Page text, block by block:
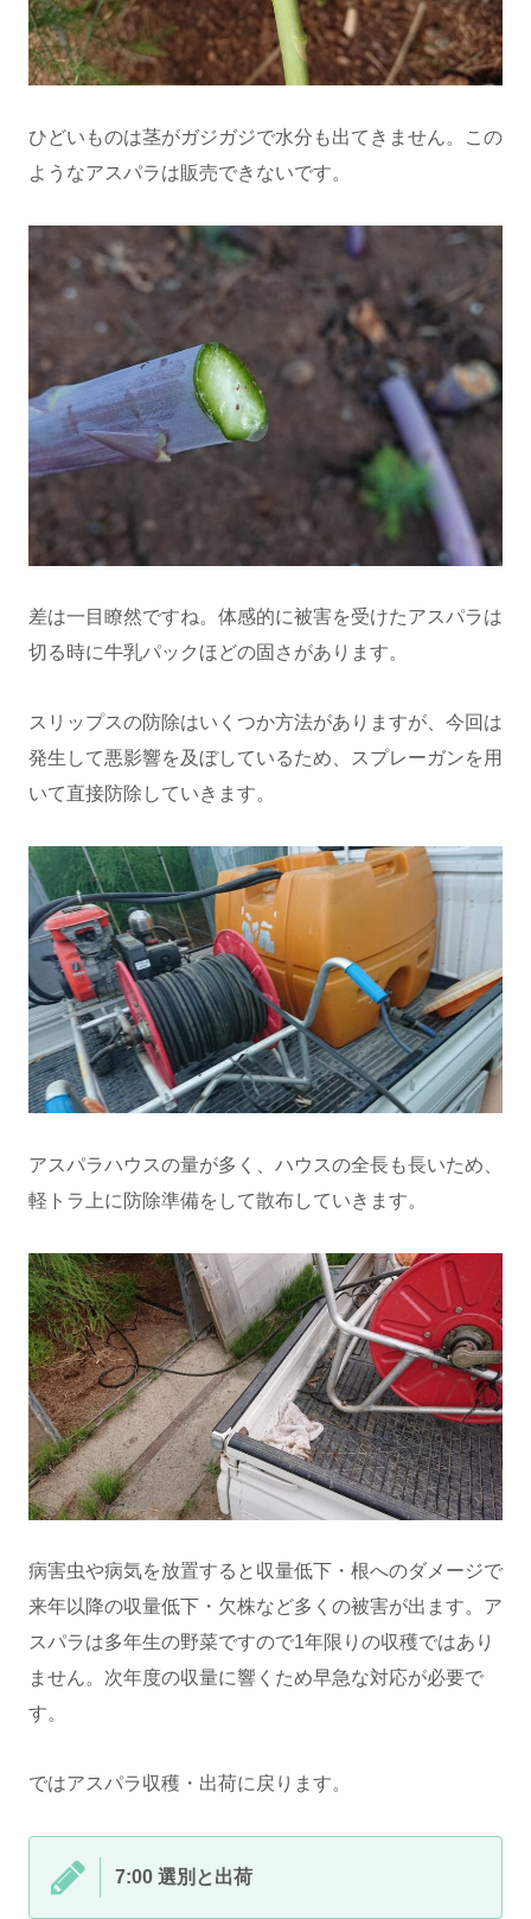
ひどいものは茎がガジガジで水分も出てきません。この
ようなアスパラは販売できないです。
差は一目瞭然ですね。体感的に被害を受けたアスパラは
切る時に牛乳パックほどの固さがあります。
スリップスの防除はいくつか方法がありますが、今回は
発生して悪影響を及ぼしているため、スプレーガンを用
いて直接防除していきます。
アスパラハウスの量が多く、ハウスの全長も長いため、
軽トラ上に防除準備をして散布していきます。
病害虫や病気を放置すると収量低下・根へのダメージで
来年以降の収量低下・欠株など多くの被害が出ます。ア
スパラは多年生の野菜ですので1年限りの収穫ではあり
ません。次年度の収量に響くため早急な対応が必要で
す。
ではアスパラ収穫・出荷に戻ります。
7:00 選別と出荷